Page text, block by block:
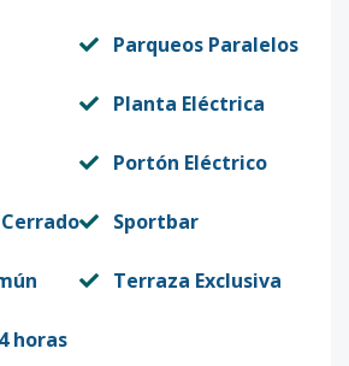
Parqueos Paralelos
Planta Eléctrica
Portón Eléctrico
Sportbar
Terraza Exclusiva
horas